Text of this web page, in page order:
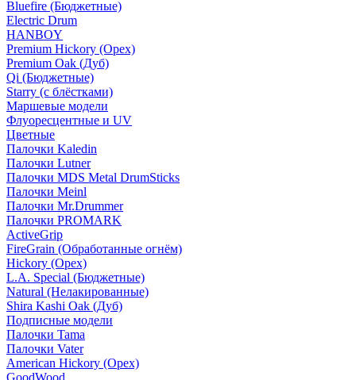
Bluefire (Бюджетные)
Electric Drum
HANBOY
Premium Hickory (Орех)
Premium Oak (Дуб)
Qi (Бюджетные)
Starry (с блёстками)
Маршевые модели
Флуоресцентные и UV
Цветные
Палочки Kaledin
Палочки Lutner
Палочки MDS Metal DrumSticks
Палочки Meinl
Палочки Mr.Drummer
Палочки PROMARK
ActiveGrip
FireGrain (Обработанные огнём)
Hickory (Орех)
L.A. Special (Бюджетные)
Natural (Нелакированные)
Shira Kashi Oak (Дуб)
Подписные модели
Палочки Tama
Палочки Vater
American Hickory (Орех)
GoodWood